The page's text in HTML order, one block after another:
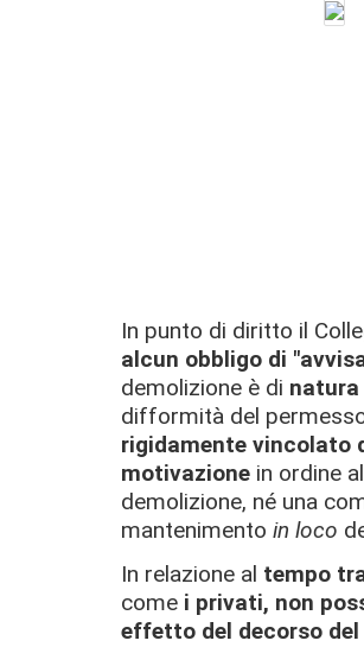
In punto di diritto il
alcun obbligo di
demolizione è di
difformità del
rigidamente vincolato
motivazione in ordine
demolizione, né una
mantenimento in loco
In relazione al tempo
come i privati, non
effetto del decorso del